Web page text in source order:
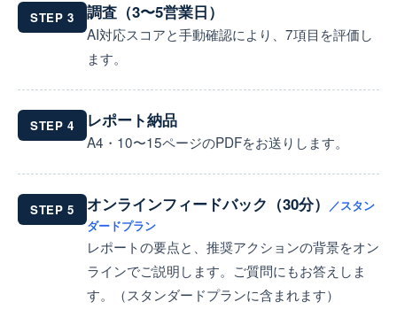
STEP 3 調査（3〜5営業日）
AI対応スコアと手動確認により、7項目を評価し
ます。
STEP 4 レポート納品
A4・10〜15ページのPDFをお送りします。
STEP 5 オンラインフィードバック（30分）
／スタン
ダードプラン
レポートの要点と、推奨アクションの背景をオン
ラインでご説明します。ご質問にもお答えしま
す。（スタンダードプランに含まれます）